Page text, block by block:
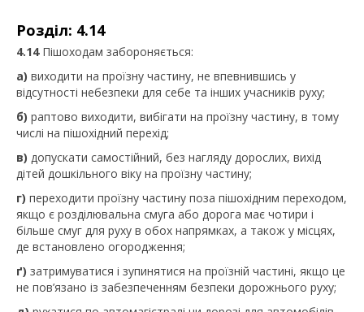
Розділ: 4.14
4.14Пішоходам забороняється:
а) виходити на проїзну частину, не впевнившись у
відсутності небезпеки для себе та інших учасників руху;
б) раптово виходити, вибігати на проїзну частину, в тому
числі на пішохідний перехід;
в) допускати самостійний, без нагляду дорослих, вихід
дітей дошкільного віку на проїзну частину;
г) переходити проїзну частину поза пішохідним переходом,
якщо є розділювальна смуга або дорога має чотири і
більше смуг для руху в обох напрямках, а також у місцях,
де встановлено огородження;
ґ) затримуватися і зупинятися на проїзній частині, якщо це
не пов’язано із забезпеченням безпеки дорожнього руху;